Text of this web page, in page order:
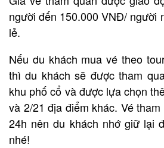
người đến 150.000 VNĐ/ người
lẻ.
Nếu du khách mua vé theo
thì du khách sẽ được tham
khu phố cổ và được lựa chọn
và 2/21 địa điểm khác. Vé
24h nên du khách nhớ giữ lại
nhé!